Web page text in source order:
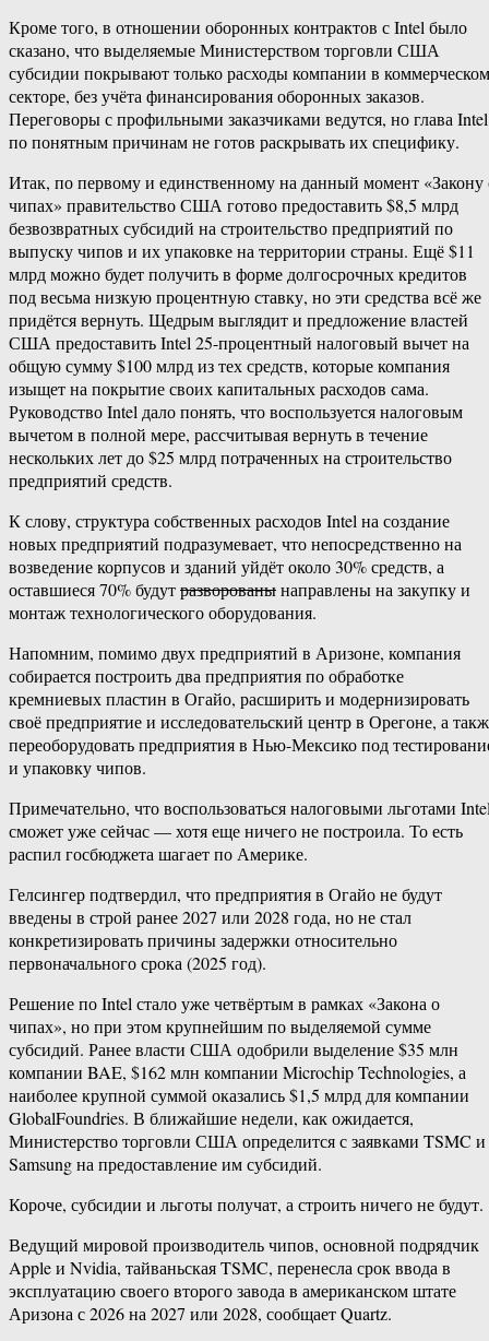
Кроме того, в отношении оборонных контрактов с Intel было
сказано, что выделяемые Министерством торговли США
субсидии покрывают только расходы компании в коммерческом
секторе, без учёта финансирования оборонных заказов.
Переговоры с профильными заказчиками ведутся, но глава Intel
по понятным причинам не готов раскрывать их специфику.
Итак, по первому и единственному на данный момент «Закону
чипах» правительство США готово предоставить $8,5 млрд
безвозвратных субсидий на строительство предприятий по
выпуску чипов и их упаковке на территории страны. Ещё $11
млрд можно будет получить в форме долгосрочных кредитов
под весьма низкую процентную ставку, но эти средства всё же
придётся вернуть. Щедрым выглядит и предложение властей
США предоставить Intel 25-процентный налоговый вычет на
общую сумму $100 млрд из тех средств, которые компания
изыщет на покрытие своих капитальных расходов сама.
Руководство Intel дало понять, что воспользуется налоговым
вычетом в полной мере, рассчитывая вернуть в течение
нескольких лет до $25 млрд потраченных на строительство
предприятий средств.
К слову, структура собственных расходов Intel на создание
новых предприятий подразумевает, что непосредственно на
возведение корпусов и зданий уйдёт около 30% средств, а
оставшиеся 70% будутразворованынаправлены на закупку и
монтаж технологического оборудования.
Напомним, помимо двух предприятий в Аризоне, компания
собирается построить два предприятия по обработке
кремниевых пластин в Огайо, расширить и модернизировать
своё предприятие и исследовательский центр в Орегоне, а
переоборудовать предприятия в Нью-Мексико под
и упаковку чипов.
Примечательно, что воспользоваться налоговыми льготами
сможет уже сейчас — хотя еще ничего не построила. То есть
распил госбюджета шагает по Америке.
Гелсингер подтвердил, что предприятия в Огайо не будут
введены в строй ранее 2027 или 2028 года, но не стал
конкретизировать причины задержки относительно
первоначального срока (2025 год).
Решение по Intel стало уже четвёртым в рамках «Закона о
чипах», но при этом крупнейшим по выделяемой сумме
субсидий. Ранее власти США одобрили выделение $35 млн
компании BAE, $162 млн компании Microchip Technologies, а
наиболее крупной суммой оказались $1,5 млрд для компании
GlobalFoundries. В ближайшие недели, как ожидается,
Министерство торговли США определится с заявками TSMC и
Samsung на предоставление им субсидий.
Короче, субсидии и льготы получат, а строить ничего не будут.
Ведущий мировой производитель чипов, основной подрядчик
Apple и Nvidia, тайваньская TSMC, перенесла срок ввода в
эксплуатацию своего второго завода в американском штате
Аризона с 2026 на 2027 или 2028, сообщает Quartz.